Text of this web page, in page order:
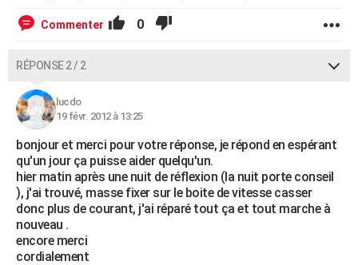
Commenter 0
RÉPONSE 2 / 2
lucdo
19 févr. 2012 à 13:25
bonjour et merci pour votre réponse, je répond en espérant
qu'un jour ça puisse aider quelqu'un.
hier matin après une nuit de réflexion (la nuit porte conseil
), j'ai trouvé, masse fixer sur le boite de vitesse casser
donc plus de courant, j'ai réparé tout ça et tout marche à
nouveau .
encore merci
cordialement